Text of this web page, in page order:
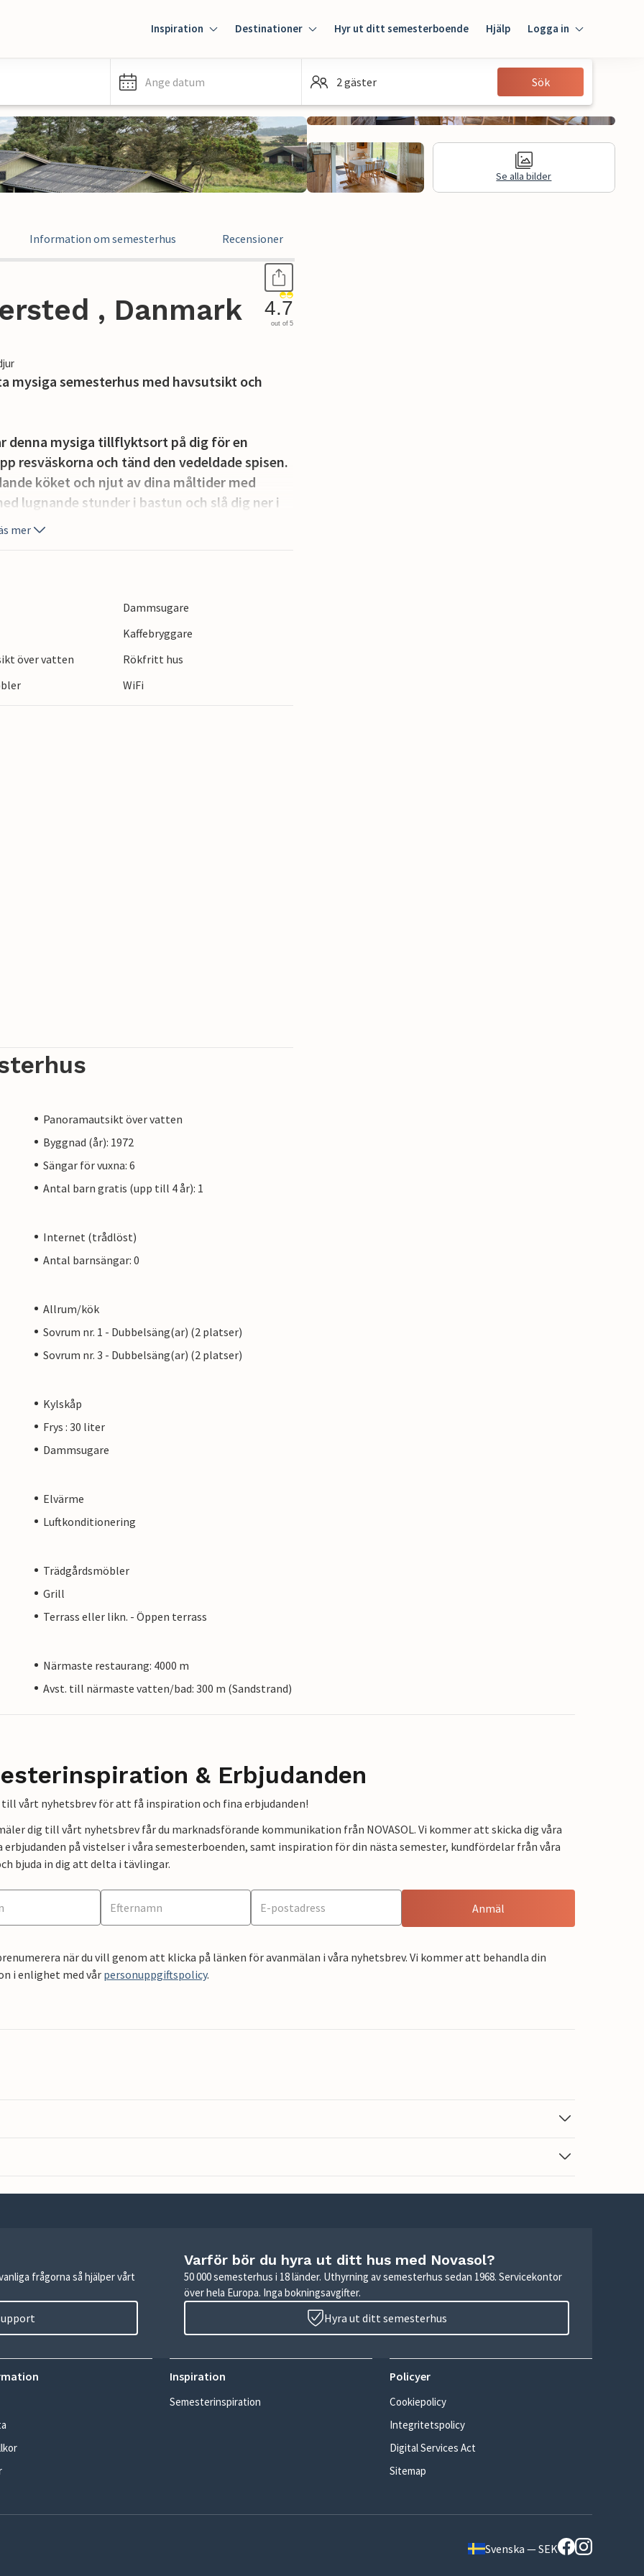
Inspiration Destinationer Hyr ut ditt semesterboende Hjälp Logga in
Gäst
Ange datum 2 gäster Sök
Se alla bilder
Information om semesterhus Recensioner
, Danmark 4.7
out of 5
mysiga semesterhus med havsutsikt och
denna mysiga tillflyktsort på dig för en
resväskorna och tänd den vedeldade spisen.
köket och njut av dina måltider med
lugnande stunder i bastun och slå dig ner i
för att umgås under en spelkväll.
dynlandskap och en romantisk utsikt över
Besök Nordjyllands örnreservat
konstnärsstaden Skagen, vars ljus har
imponerande vandringsdynen Råbjerg
mer
Dammsugare
Kaffebryggare
över vatten
Rökfritt hus
WiFi
Panoramautsikt över vatten
Byggnad (år): 1972
Sängar för vuxna: 6
Antal barn gratis (upp till 4 år): 1
Internet (trådlöst)
Antal barnsängar: 0
Allrum/kök
Sovrum nr. 1 - Dubbelsäng(ar) (2 platser)
Sovrum nr. 3 - Dubbelsäng(ar) (2 platser)
Kylskåp
Frys : 30 liter
Dammsugare
Elvärme
Luftkonditionering
Trädgårdsmöbler
Grill
Terrass eller likn. - Öppen terrass
Närmaste restaurang: 4000 m
Avst. till närmaste vatten/bad: 300 m (Sandstrand)
& Erbjudanden
vårt nyhetsbrev för att få inspiration och fina erbjudanden!
dig till vårt nyhetsbrev får du marknadsförande kommunikation från NOVASOL. Vi kommer att skicka dig våra
erbjudanden på vistelser i våra semesterboenden, samt inspiration för din nästa semester, kundfördelar från våra
bjuda in dig att delta i tävlingar.
Anmäl
när du vill genom att klicka på länken för avanmälan i våra nyhetsbrev. Vi kommer att behandla din
i enlighet med vårpersonuppgiftspolicy.
frågorna så hjälper vårt
Varför bör du hyra ut ditt hus med Novasol?
50 000 semesterhus i 18 länder. Uthyrning av semesterhus sedan 1968. Servicekontor
över hela Europa. Inga bokningsavgifter.
Hyra ut ditt semesterhus
Inspiration
Semesterinspiration
Policyer
Cookiepolicy
Integritetspolicy
Digital Services Act
Sitemap
Svenska — SEK